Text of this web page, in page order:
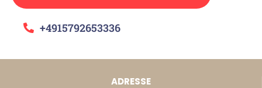
+4915792653336
ADRESSE